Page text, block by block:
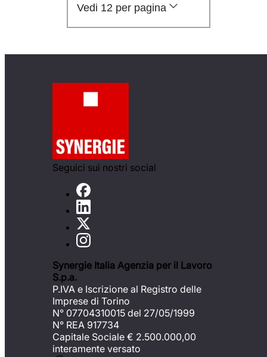
Vedi 12 per pagina
Seguici sui nostri social
Synergie Italia Agenzia per il Lavoro
S.p.a.
P.IVA e Iscrizione al Registro delle
Imprese di Torino
N° 07704310015 del 27/05/1999
N° REA 917734
Capitale Sociale € 2.500.000,00
interamente versato